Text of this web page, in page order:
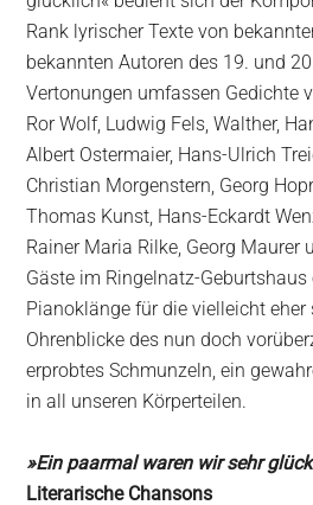
Rank lyrischer Texte von
bekannten Autoren des 19. und
Vertonungen umfassen Gedichte
Ror Wolf, Ludwig Fels, Walther,
Albert Ostermaier, Hans-Ulrich
Christian Morgenstern, Georg
Thomas Kunst, Hans-Eckardt
Rainer Maria Rilke, Georg Maurer
Gäste im Ringelnatz-Geburtshaus
Pianoklänge für die vielleicht
Ohrenblicke des nun doch
erprobtes Schmunzeln, ein
in all unseren Körperteilen.
»Ein paarmal waren wir sehr
Literarische Chansons